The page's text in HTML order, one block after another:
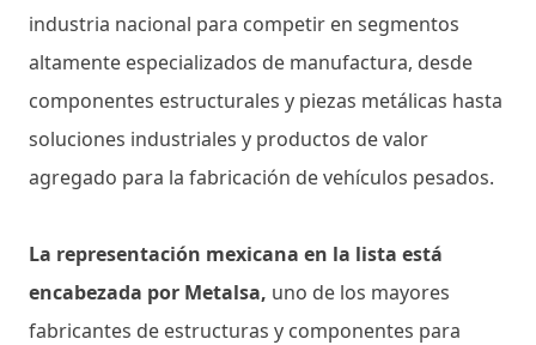
industria nacional para competir en segmentos
altamente especializados de manufactura, desde
componentes estructurales y piezas metálicas hasta
soluciones industriales y productos de valor
agregado para la fabricación de vehículos pesados.
La representación mexicana en la lista está
encabezada por Metalsa, uno de los mayores
fabricantes de estructuras y componentes para